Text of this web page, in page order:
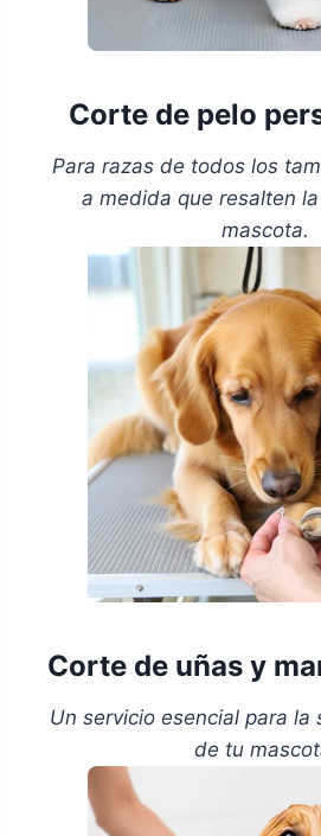
Corte de pelo
Para razas de todos los
a medida que resalten
mascota.
Corte de uñas y
Un servicio esencial para la
de tu